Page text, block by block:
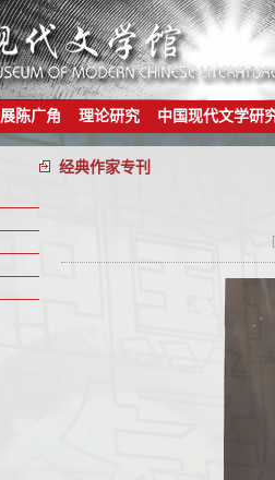
展陈广角 理论研究 中国现代文学研
经典作家专刊